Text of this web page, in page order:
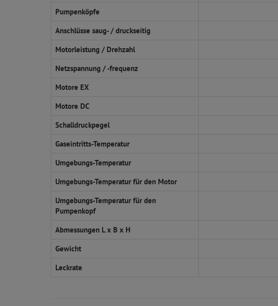
Pumpenköpfe
Anschlüsse saug- / druckseitig
Motorleistung / Drehzahl
Netzspannung / -frequenz
Motore EX
Motore DC
Schalldruckpegel
Gaseintritts-Temperatur
Umgebungs-Temperatur
Umgebungs-Temperatur für den Motor
Umgebungs-Temperatur für den
Pumpenkopf
Abmessungen L x B x H
Gewicht
Leckrate